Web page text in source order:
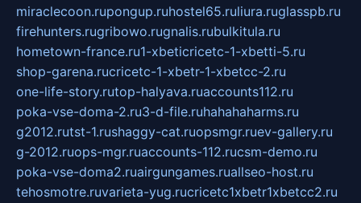
miraclecoon.rupongup.ruhostel65.ruliura.ruglasspb.ru
firehunters.rugribowo.rugnalis.rubulkitula.ru
hometown-france.ru1-xbeticricetc-1-xbetti-5.ru
shop-garena.rucricetc-1-xbetr-1-xbetcc-2.ru
one-life-story.rutop-halyava.ruaccounts112.ru
poka-vse-doma-2.ru3-d-file.ruhahahaharms.ru
g2012.rutst-1.rushaggy-cat.ruopsmgr.ruev-gallery.ru
g-2012.ruops-mgr.ruaccounts-112.rucsm-demo.ru
poka-vse-doma2.ruairgungames.ruallseo-host.ru
tehosmotre.ruvarieta-yug.rucricetc1xbetr1xbetcc2.ru